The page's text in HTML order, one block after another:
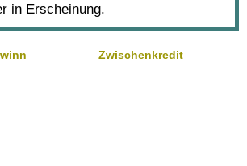
in Erscheinung.
Zwischenkredit